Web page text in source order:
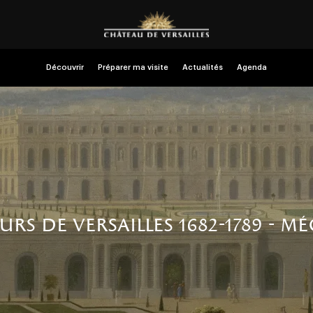
Découvrir Préparer ma visite Actualités Agenda
de versailles 1682-1789 -